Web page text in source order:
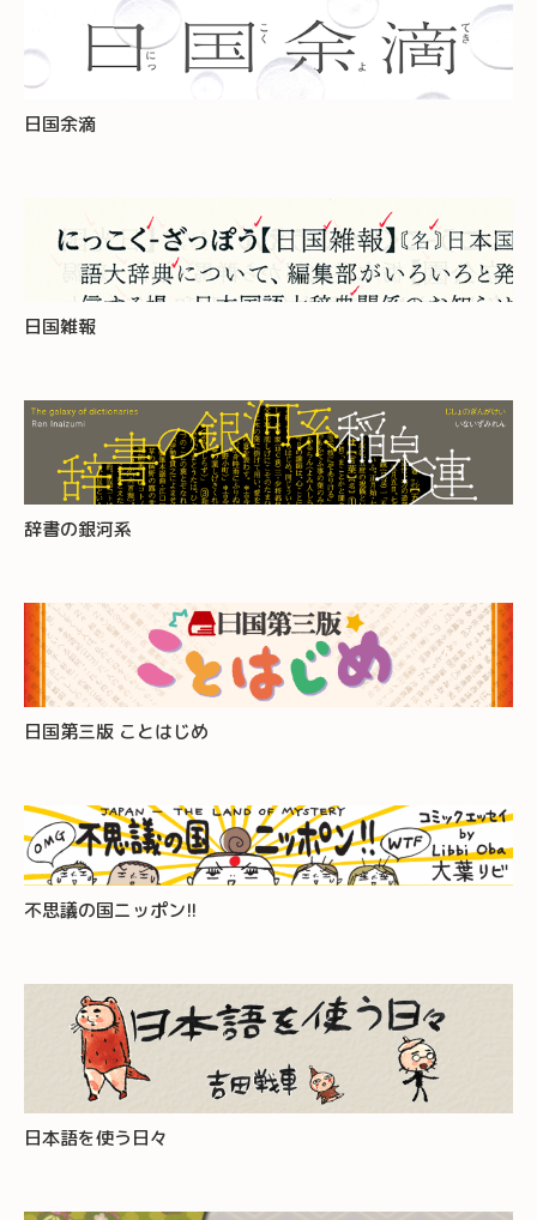
日国余滴
日国雑報
辞書の銀河系
日国第三版 ことはじめ
不思議の国ニッポン!!
日本語を使う日々